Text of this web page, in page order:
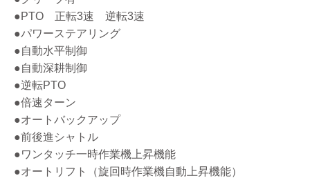
●PTO 正転3速 逆転3速
●パワーステアリング
●自動水平制御
●自動深耕制御
●逆転PTO
●倍速ターン
●オートバックアップ
●前後進シャトル
●ワンタッチ一時作業機上昇機能
●オートリフト（旋回時作業機自動上昇機能）